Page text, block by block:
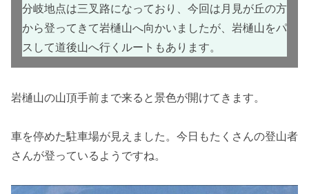
分岐地点は三叉路になっており、今回は月見が丘の方
から登ってきて岩樋山へ向かいましたが、岩樋山をパ
スして道後山へ行くルートもあります。
岩樋山の山頂手前まで来ると景色が開けてきます。
車を停めた駐車場が見えました。今日もたくさんの登山者
さんが登っているようですね。